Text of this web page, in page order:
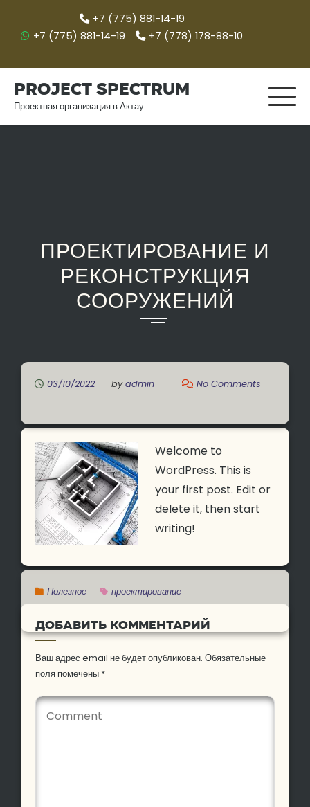
+7 (775) 881-14-19
+7 (778) 178-88-10
+7 (775) 881-14-19
Project spectrum
Проектная организация в Актау
ПРОЕКТИРОВАНИЕ И
РЕКОНСТРУКЦИЯ
СООРУЖЕНИЙ
03/10/2022 byadmin No Comments
Welcome to
WordPress. This is
your first post. Edit or
delete it, then start
writing!
Полезное проектирование
ДОБАВИТЬ КОММЕНТАРИЙ
Ваш адрес email не будет опубликован. Обязательные
поля помечены *